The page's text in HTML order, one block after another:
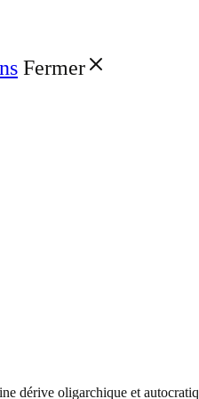
Fermer
dérive oligarchique et